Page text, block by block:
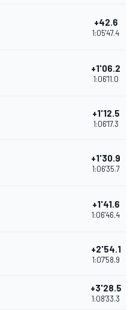
+42.6
1:05'47.4
+1'06.2
1:06'11.0
+1'12.5
1:06'17.3
+1'30.9
1:06'35.7
+1'41.6
1:06'46.4
+2'54.1
1:07'58.9
+3'28.5
1:08'33.3